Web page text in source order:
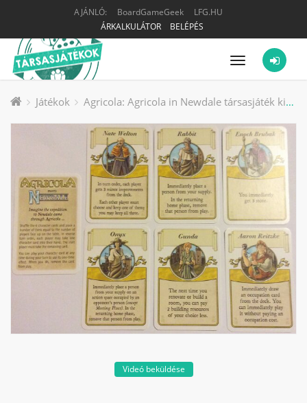
AJÁNLÓ: BoardGameGeek
LFG.HU
ÁRKALKULÁTOR
BELÉPÉS
Menü
Játékok Agricola: Agricola in Newdale társasjáték kiegészítő
Videó beküldése